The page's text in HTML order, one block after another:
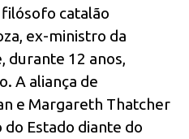
filósofo catalão
ex-ministro da
durante 12 anos,
A aliança de
e Margareth Thatcher
Estado diante do